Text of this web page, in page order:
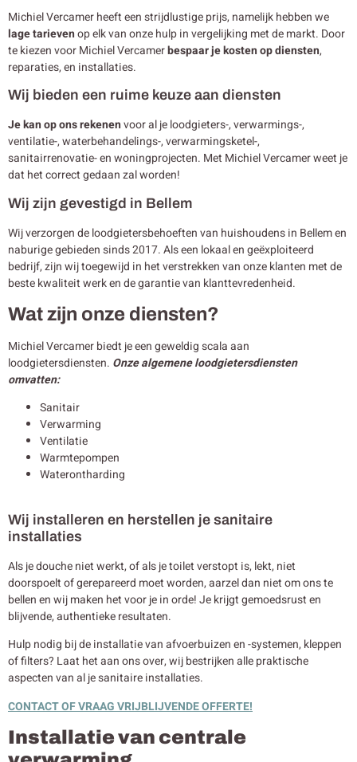
Michiel Vercamer heeft een strijdlustige prijs, namelijk hebben we
lage tarievenop elk van onze hulp in vergelijking met de markt. Door
te kiezen voor Michiel Vercamerbespaar je kosten op diensten,
reparaties, en installaties.
Wij bieden een ruime keuze aan diensten
Je kan op ons rekenenvoor al je loodgieters-, verwarmings-,
ventilatie-, waterbehandelings-, verwarmingsketel-,
sanitairrenovatie- en woningprojecten. Met Michiel Vercamer weet je
dat het correct gedaan zal worden!
Wij zijn gevestigd in Bellem
Wij verzorgen de loodgietersbehoeften van huishoudens in Bellem en
naburige gebieden sinds 2017. Als een lokaal en geëxploiteerd
bedrijf, zijn wij toegewijd in het verstrekken van onze klanten met de
beste kwaliteit werk en de garantie van klanttevredenheid.
Wat zijn onze diensten?
Michiel Vercamer biedt je een geweldig scala aan
loodgietersdiensten. Onze algemene loodgietersdiensten
omvatten:
Sanitair
Verwarming
Ventilatie
Warmtepompen
Waterontharding
Wij installeren en herstellen je sanitaire
installaties
Als je douche niet werkt, of als je toilet verstopt is, lekt, niet
doorspoelt of gerepareerd moet worden, aarzel dan niet om ons te
bellen en wij maken het voor je in orde! Je krijgt gemoedsrust en
blijvende, authentieke resultaten.
Hulp nodig bij de installatie van afvoerbuizen en -systemen, kleppen
of filters? Laat het aan ons over, wij bestrijken alle praktische
aspecten van al je sanitaire installaties.
CONTACT OF VRAAG VRIJBLIJVENDE OFFERTE!
Installatie van centrale